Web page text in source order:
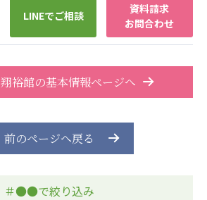
浦和学院高等学校
志学会高等学校
ファイアーレッズメディカルスポ
アート応援隊
株式会社アジアメデカ元気事業団
LINEでご相談
資料請求
お問合わせ
裕館の基本情報ページへ
前のページへ戻る
＃●●で絞り込み